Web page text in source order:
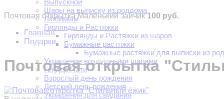
Выпускной
Шары на выписку из роддома
Любимым
Гирлянды и Растяжки
Гирлянды и Растяжки из шаров
Бумажные растяжки
Бумажные растяжки для выписки из
Украшение воздушными шарами
Гендер Пати
Взрослый день рождения
Детский день рождения
Украшения для свидания
Почтовая открытка Маленький зайчик100 руб.
Главная
Подарки
Почтовая открытка